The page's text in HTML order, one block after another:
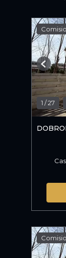
1 /27